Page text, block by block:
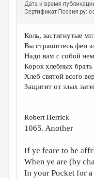
ЛИТСАЛОН
ПРАВИЛА САЙТА
ОТДЕЛЫ И РУБРИКИ
ИЗБРАННОЕ
ПРОИЗВЕДЕНИЯ
ПЕРЕВОДЫ
КОНКУРСЫ
ДЕТСКАЯ КОМНАТА
Дата и время
Сертификат Поэзия.ру:
Коль, застигнутые
Вы страшитесь феи
Надо вам с собой
Корок хлебных брать
Хлеб святой всего
Защитит от злых
Robert Herrick
1065. Another
If ye feare to be
When ye are (by
In your Pocket for